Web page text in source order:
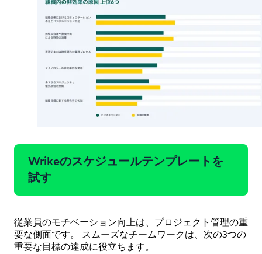
Wrikeのスケジュールテンプレートを
試す
従業員のモチベーション向上は、プロジェクト管理の重
要な側面です。 スムーズなチームワークは、次の3つの
重要な目標の達成に役立ちます。